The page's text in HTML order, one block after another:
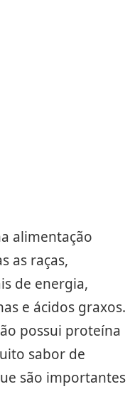
alimentação
as raças,
de energia,
e ácidos graxos.
possui proteína
sabor de
são importantes